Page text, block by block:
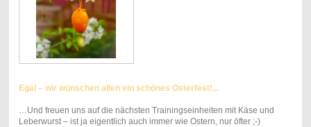
Egal – wir wünschen allen ein schönes Osterfest!...
…Und freuen uns auf die nächsten Trainingseinheiten mit Käse und
Leberwurst – ist ja eigentlich auch immer wie Ostern, nur öfter ;-)